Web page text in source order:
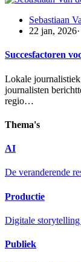
Sebastiaan
22 jan, 2026·
Succesfactoren
Lokale
journalisten
regio…
Thema's
AI
De veranderende
Productie
Digitale storytelling
Publiek